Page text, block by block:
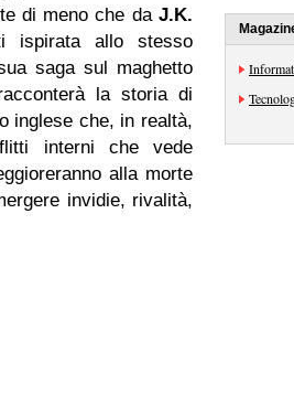
di meno che da J.K.
ispirata allo stesso
saga sul maghetto
la storia di
inglese che, in realtà,
interni che vede
alla morte
invidie, rivalità,